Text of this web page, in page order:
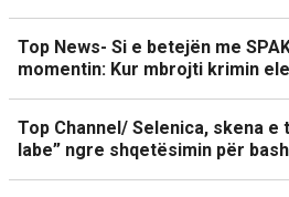
Top News- Si e betejën me
momentin: Kur mbrojti krimin
Top Channel/ Selenica, skena e
labe” ngre shqetësimin për